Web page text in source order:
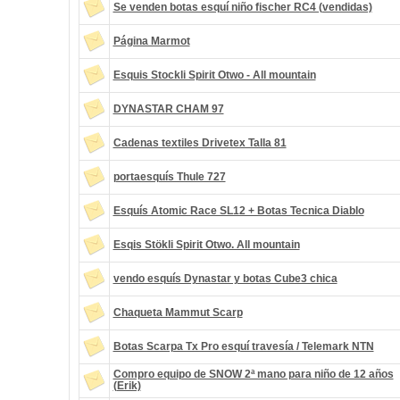
Se venden botas esquí niño fischer RC4 (vendidas)
Página Marmot
Esquis Stockli Spirit Otwo - All mountain
DYNASTAR CHAM 97
Cadenas textiles Drivetex Talla 81
portaesquís Thule 727
Esquís Atomic Race SL12 + Botas Tecnica Diablo
Esqis Stökli Spirit Otwo. All mountain
vendo esquís Dynastar y botas Cube3 chica
Chaqueta Mammut Scarp
Botas Scarpa Tx Pro esquí travesía / Telemark NTN
Compro equipo de SNOW 2ª mano para niño de 12 años
(Erik)